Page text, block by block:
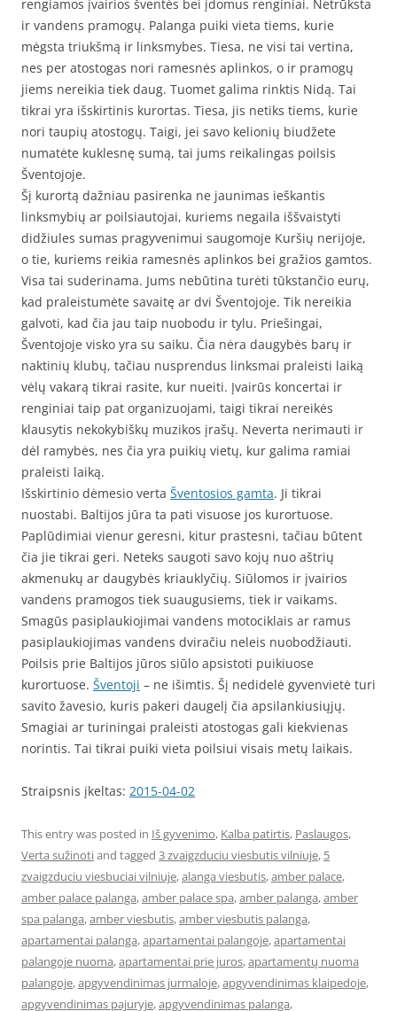
rengiamos įvairios šventės bei įdomus renginiai. Netrūksta
ir vandens pramogų. Palanga puiki vieta tiems, kurie
mėgsta triukšmą ir linksmybes. Tiesa, ne visi tai vertina,
nes per atostogas nori ramesnės aplinkos, o ir pramogų
jiems nereikia tiek daug. Tuomet galima rinktis Nidą. Tai
tikrai yra išskirtinis kurortas. Tiesa, jis netiks tiems, kurie
nori taupių atostogų. Taigi, jei savo kelionių biudžete
numatėte kuklesnę sumą, tai jums reikalingas poilsis
Šventojoje.
Šį kurortą dažniau pasirenka ne jaunimas ieškantis
linksmybių ar poilsiautojai, kuriems negaila iššvaistyti
didžiules sumas pragyvenimui saugomoje Kuršių nerijoje,
o tie, kuriems reikia ramesnės aplinkos bei gražios gamtos.
Visa tai suderinama. Jums nebūtina turėti tūkstančio eurų,
kad praleistumėte savaitę ar dvi Šventojoje. Tik nereikia
galvoti, kad čia jau taip nuobodu ir tylu. Priešingai,
Šventojoje visko yra su saiku. Čia nėra daugybės barų ir
naktinių klubų, tačiau nusprendus linksmai praleisti laiką
vėlų vakarą tikrai rasite, kur nueiti. Įvairūs koncertai ir
renginiai taip pat organizuojami, taigi tikrai nereikės
klausytis nekokybiškų muzikos įrašų. Neverta nerimauti ir
dėl ramybės, nes čia yra puikių vietų, kur galima ramiai
praleisti laiką.
Išskirtinio dėmesio verta Šventosios gamta. Ji tikrai
nuostabi. Baltijos jūra ta pati visuose jos kurortuose.
Paplūdimiai vienur geresni, kitur prastesni, tačiau būtent
čia jie tikrai geri. Neteks saugoti savo kojų nuo aštrių
akmenukų ar daugybės kriauklyčių. Siūlomos ir įvairios
vandens pramogos tiek suaugusiems, tiek ir vaikams.
Smagūs pasiplaukiojimai vandens motociklais ar ramus
pasiplaukiojimas vandens dviračiu neleis nuobodžiauti.
Poilsis prie Baltijos jūros siūlo apsistoti puikiuose
kurortuose. Šventoji – ne išimtis. Šį nedidelė gyvenvietė turi
savito žavesio, kuris pakeri daugelį čia apsilankiusiųjų.
Smagiai ar turiningai praleisti atostogas gali kiekvienas
norintis. Tai tikrai puiki vieta poilsiui visais metų laikais.
Straipsnis įkeltas: 2015-04-02
This entry was posted in Iš gyvenimo, Kalba patirtis, Paslaugos,
Verta sužinotiand tagged 3 zvaigzduciu viesbutis vilniuje, 5
zvaigzduciu viesbuciai vilniuje,alanga viesbutis,amber palace,
amber palace palanga,amber palace spa,amber palanga,amber
spa palanga,amber viesbutis,amber viesbutis palanga,
apartamentai palanga,apartamentai palangoje,apartamentai
palangoje nuoma,apartamentai prie juros,apartamentų nuoma
palangoje,apgyvendinimas jurmaloje,apgyvendinimas klaipedoje,
apgyvendinimas pajuryje,apgyvendinimas palanga,